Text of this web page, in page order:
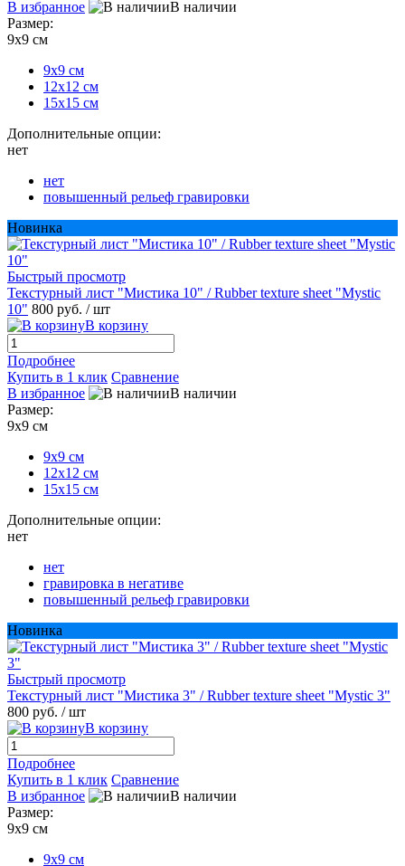
В избранное
В наличии
Размер:
9х9 см
9х9 см
12х12 см
15х15 см
Дополнительные опции:
нет
нет
повышенный рельеф гравировки
Новинка
Быстрый просмотр
Текстурный лист "Мистика 10" / Rubber texture sheet "Mystic
10" 800 руб. / шт
В корзину
Подробнее
Купить в 1 клик Сравнение
В избранное
В наличии
Размер:
9х9 см
9х9 см
12х12 см
15х15 см
Дополнительные опции:
нет
нет
гравировка в негативе
повышенный рельеф гравировки
Новинка
Быстрый просмотр
Текстурный лист "Мистика 3" / Rubber texture sheet "Mystic 3"
800 руб. / шт
В корзину
Подробнее
Купить в 1 клик Сравнение
В избранное
В наличии
Размер:
9х9 см
9х9 см